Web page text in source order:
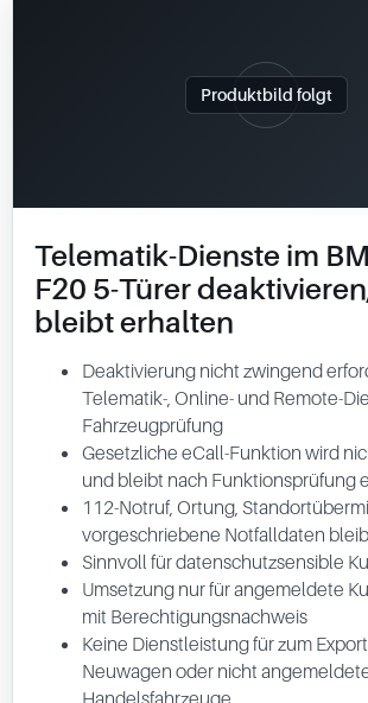
Produktbild folgt
Telematik-Dienste im
F20 5-Türer
bleibt erhalten
Deaktivierung nicht zwingend
Telematik-, Online- und Remote-
Fahrzeugprüfung
Gesetzliche eCall-Funktion wird
und bleibt nach Funktionsprüfung
112-Notruf, Ortung,
vorgeschriebene Notfalldaten
Sinnvoll für datenschutzsensible
Umsetzung nur für angemeldete
mit Berechtigungsnachweis
Keine Dienstleistung für zum
Neuwagen oder nicht
Handelsfahrzeuge